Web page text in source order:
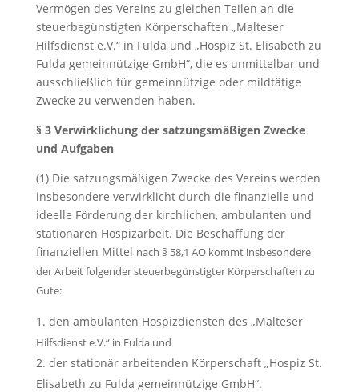
Vermögen des Vereins zu gleichen Teilen an die
steuerbegünstigten Körperschaften „Malteser
Hilfsdienst e.V.“ in Fulda und „Hospiz St. Elisabeth zu
Fulda gemeinnützige GmbH“, die es unmittelbar und
ausschließlich für gemeinnützige oder mildtätige
Zwecke zu verwenden haben.
§ 3 Verwirklichung der satzungsmäßigen Zwecke
und Aufgaben
(1) Die satzungsmäßigen Zwecke des Vereins werden
insbesondere verwirklicht durch die finanzielle und
ideelle Förderung der kirchlichen, ambulanten und
stationären Hospizarbeit. Die Beschaffung der
finanziellen Mittel nach § 58,1 AO kommt insbesondere
der Arbeit folgender steuerbegünstigter Körperschaften zu
Gute:
den ambulanten Hospizdiensten des „Malteser
Hilfsdienst e.V.“ in Fulda und
der stationär arbeitenden Körperschaft „Hospiz St.
Elisabeth zu Fulda gemeinnützige GmbH“.